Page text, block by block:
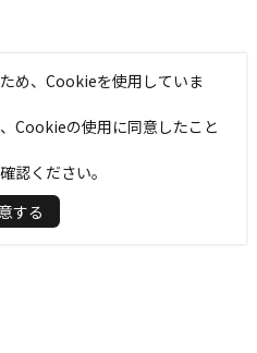
め、Cookieを使用していま
Cookieの使用に同意したこと
認ください。
する